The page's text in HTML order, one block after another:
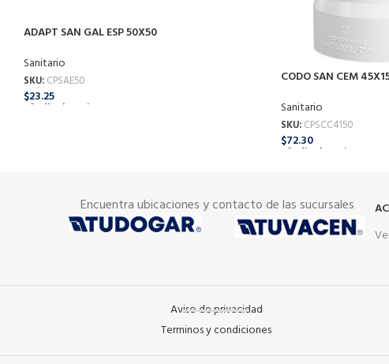
ADAPT SAN GAL ESP 50X50
Sanitario
SKU: CPSAE50
$23.25
Añadir Al Carrito
CODO SAN CEM
Sanitario
SKU: CPSCC4150
$72.30
Añadir Al Carrito
Encuentra ubicaciones y contacto de las sucursales
Aviso de privacidad
Terminos y condiciones